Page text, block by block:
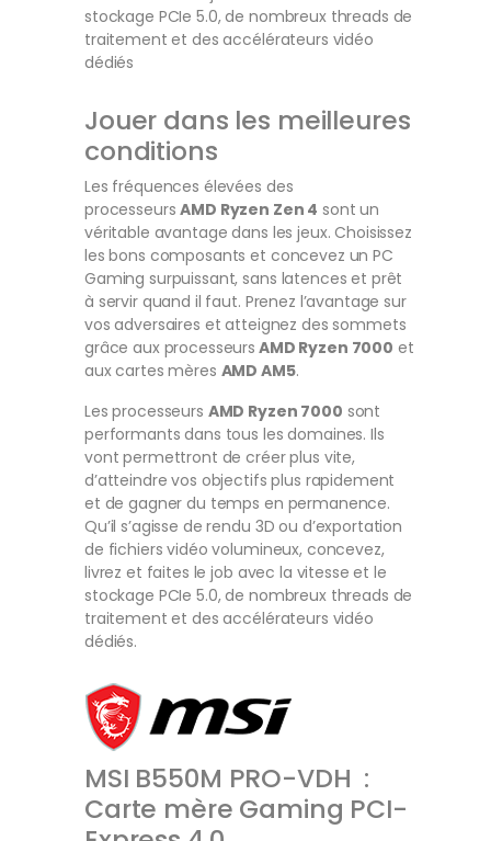
stockage PCIe 5.0, de nombreux threads de
traitement et des accélérateurs vidéo
dédiés
Jouer dans les meilleures
conditions
Les fréquences élevées des
processeursAMD Ryzen Zen 4 sont un
véritable avantage dans les jeux. Choisissez
les bons composants et concevez un PC
Gaming surpuissant, sans latences et prêt
à servir quand il faut. Prenez l’avantage sur
vos adversaires et atteignez des sommets
grâce aux processeurs AMD Ryzen 7000 et
aux cartes mères AMD AM5.
Les processeurs AMD Ryzen 7000 sont
performants dans tous les domaines. Ils
vont permettront de créer plus vite,
d’atteindre vos objectifs plus rapidement
et de gagner du temps en permanence.
Qu’il s’agisse de rendu 3D ou d’exportation
de fichiers vidéo volumineux, concevez,
livrez et faites le job avec la vitesse et le
stockage PCIe 5.0, de nombreux threads de
traitement et des accélérateurs vidéo
dédiés.
MSI B550M PRO-VDH :
Carte mère Gaming PCI-